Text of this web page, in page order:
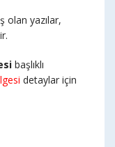
olan yazılar,
başlıklı
detaylar için